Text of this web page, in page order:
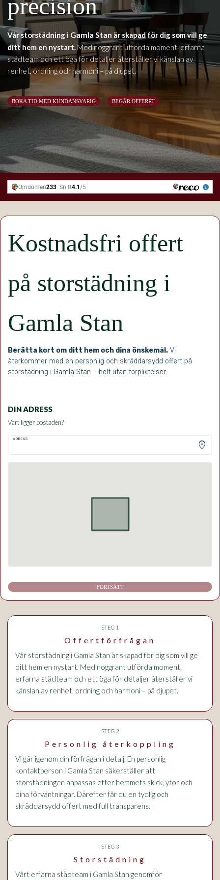
precision
Vår storstädning i Gamla Stan är skapad för dig som vill ge
ditt hem en nystart.Med noggrant utförda moment, erfarna
städteam och ett öga för detaljer återställer vi känslan av
renhet, ordning och harmoni – på djupet.
BOKA TID MED KUNDANSVARIG BEGÄR OFFERRT
Kostnadsfri offert
på storstädning i
Gamla Stan
Berätta kort om ditt hem och dina önskemål. Vi
återkommer med en personlig och skräddarsydd offert på
storstädning i Gamla Stan – helt utan förpliktelser.
DIN ADRESS
Vart ligger bostaden?
ADRESS
location_on
FORTSÄTT
STEG 1
Offertförfrågan
Vår storstädning i Gamla Stan är skapad för dig som vill ge
ditt hem en nystart. Med noggrant utförda moment,
erfarna städteam och ett öga för detaljer återställer vi
känslan av renhet, ordning och harmoni – på djupet.
STEG 2
Personlig återkoppling
Vi går igenom din förfrågan i detalj. En personlig
kontaktperson i Gamla Stan säkerställer att
storstädningen anpassas efter hemmets skick, ytor och
dina förväntningar. Därefter får du en tydlig och
skräddarsydd offert med full transparens.
STEG 3
Storstädning
Vårt erfarna städteam i Gamla Stan genomför